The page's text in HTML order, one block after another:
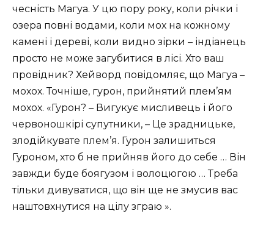
чесність Магуа. У цю пору року, коли річки і
озера повні водами, коли мох на кожному
камені і дереві, коли видно зірки – індіанець
просто не може загубитися в лісі. Хто ваш
провідник? Хейворд повідомляє, що Магуа –
мохох. Точніше, гурон, прийнятий плем’ям
мохох. «Гурон? – Вигукує мисливець і його
червоношкірі супутники, – Це зрадницьке,
злодійкувате плем’я. Гурон залишиться
Гуроном, хто б не прийняв його до себе … Він
завжди буде боягузом і волоцюгою … Треба
тільки дивуватися, що він ще не змусив вас
наштовхнутися на цілу зграю ».